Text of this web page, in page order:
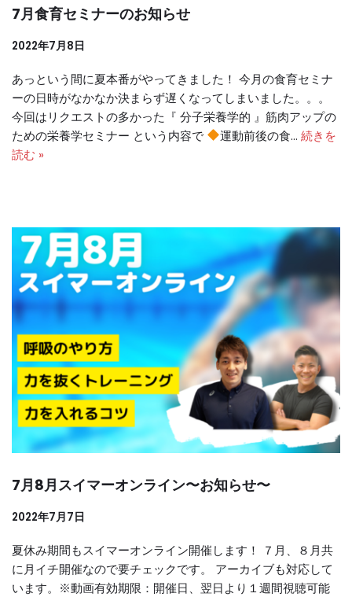
7月食育セミナーのお知らせ
2022年7月8日
あっという間に夏本番がやってきました！ 今月の食育セミナ
ーの日時がなかなか決まらず遅くなってしまいました。。。
今回はリクエストの多かった『 分子栄養学的 』筋肉アップの
ための栄養学セミナー という内容で
運動前後の食…続きを
読む »
7月8月スイマーオンライン〜お知らせ〜
2022年7月7日
夏休み期間もスイマーオンライン開催します！ ７月、８月共
に月イチ開催なので要チェックです。 アーカイブも対応して
います。※動画有効期限：開催日、翌日より１週間視聴可能